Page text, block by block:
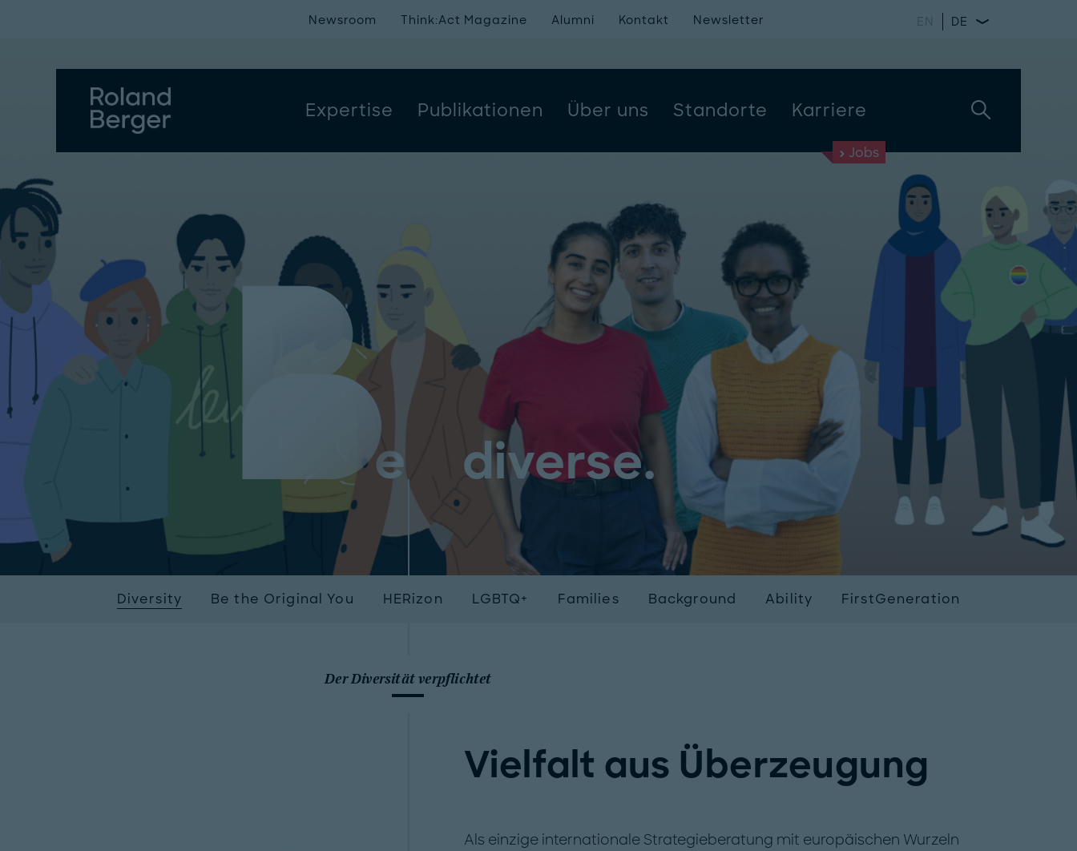
Expertise Publikationen Über uns Standorte Karriere
Newsroom Think:Act Magazine Alumni Kontakt Newsletter EN DE
Jobs
diverse.
Diversity Be the Original You HERizon LGBTQ+ Families Background Ability FirstGeneration
Der Diversität verpflichtet
Vielfalt aus Überzeugung
Als einzige internationale Strategieberatung mit europäischen Wurzeln